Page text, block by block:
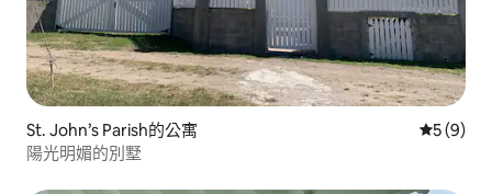
St. John’s Parish的公寓 從 9 則評
5 (9)
陽光明媚的別墅